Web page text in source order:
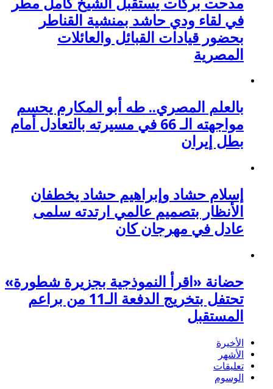
في لقاء ودي حاشد بمنشية القناطر
بحضور قيادات القبائل والعائلات
المصرية
بالعلم المصري.. طه أبو المكارم يحسم
مواجهته الـ 66 في مسيرته بالتعادل أمام
بطل إيران
إسلام حشاد وإبراهيم حشاد يخطفان
الأنظار بتصميم عالمي ارتدته سلمى
عادل في مهرجان كان
حضانة «اقرأ النموذجية بجزيرة شطورة»
تحتفل بتخريج الدفعة الـ11 من براعم
المستقبل
الأخيرة
الأشهر
تعليقات
الوسوم